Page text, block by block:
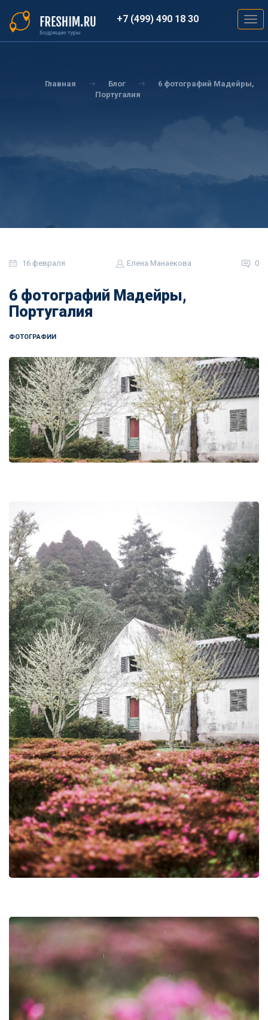
основному
содержанию
+7 (499) 490 18 30
Главная Блог
6 фотографий Мадейры,
Португалия
16 февраля Елена Манаекова 0
6 фотографий Мадейры,
Португалия
ФОТОГРАФИИ